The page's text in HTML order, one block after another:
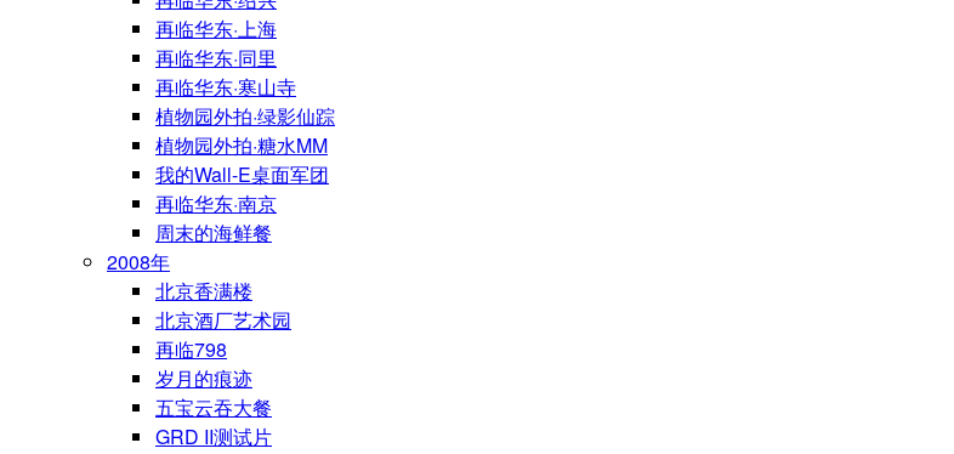
再临华东·上海
再临华东·同里
再临华东·寒山寺
植物园外拍·绿影仙踪
植物园外拍·糖水MM
我的Wall-E桌面军团
再临华东·南京
周末的海鲜餐
2008年
北京香满楼
北京酒厂艺术园
再临798
岁月的痕迹
五宝云吞大餐
GRD II测试片